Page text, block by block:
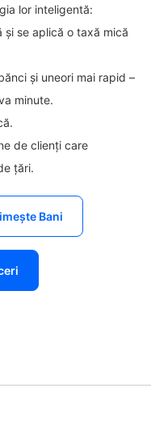
lor inteligentă:
se aplică o taxă mică
și uneori mai rapid –
minute.
de clienți care
țări.
Bani